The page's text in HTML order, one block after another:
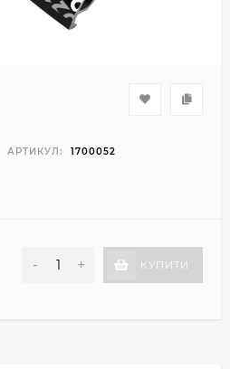
АРТИКУЛ: 1700052
- + КУПИТИ